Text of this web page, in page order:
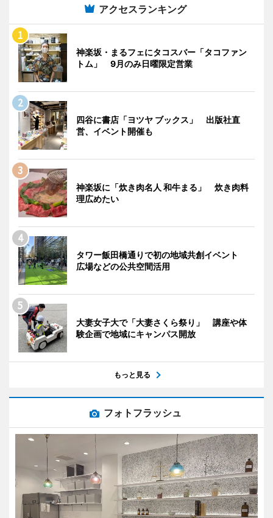
アクセスランキング
神楽坂・まるフェにタコスバー「タコファン
トム」 9月のみ日曜限定営業
四谷に書店「ヨツヤ ブックス」 出版社直
営、イベント開催も
神楽坂に「炊き肉名人 和牛まる」 炊き肉料
理広めたい
タワー飯田橋通りで初の地域共創イベント
広場などの公共空間活用
大妻女子大で「大妻さくら祭り」 講座や体
験企画で地域にキャンパス開放
もっと見る
フォトフラッシュ